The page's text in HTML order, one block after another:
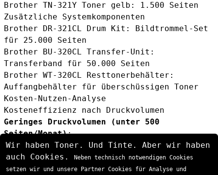
Brother TN-321Y Toner gelb : 1.500 Seiten
Zusätzliche Systemkomponenten
Brother DR-321CL Drum Kit : Bildtrommel-Set
für 25.000 Seiten
Brother BU-320CL Transfer-Unit :
Transferband für 50.000 Seiten
Brother WT-320CL Resttonerbehälter :
Auffangbehälter für überschüssigen Toner
Kosten-Nutzen-Analyse
Kosteneffizienz nach Druckvolumen
Geringes Druckvolumen (unter 500
Seiten/Monat):
TN-321C: Optimale Wahl durch niedrige
Anschaffungskosten
Lagerdauer: Kein Problem bei sachgemässer
Wir haben Toner. Und Tinte. Aber wir haben
auch Cookies.
Neben technisch notwendigen Cookies
setzen wir und unsere Partner Cookies für Analyse und